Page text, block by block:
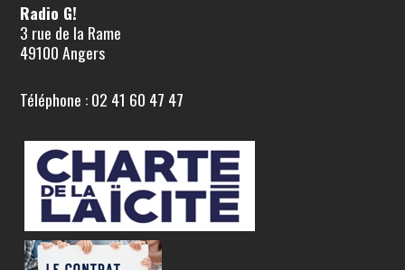
Radio G!
3 rue de la Rame
49100 Angers
Téléphone : 02 41 60 47 47